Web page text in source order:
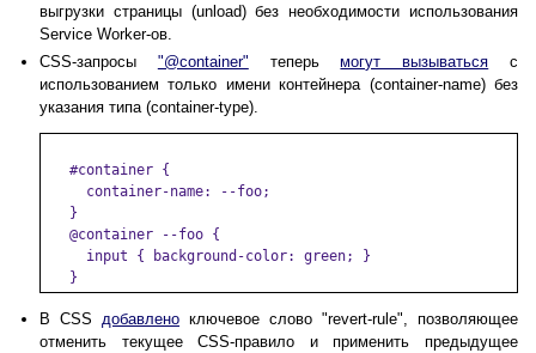
выгрузки страницы (unload) без необходимости использования
Service Worker-ов.
CSS-запросы "@container" теперьмогут вызываться с
использованием только имени контейнера (container-name) без
указания типа (container-type).
   #container {
     container-name: --foo;
   }
   @container --foo {
     input { background-color: green; }
В CSS добавлено ключевое слово "revert-rule", позволяющее
отменить текущее CSS-правило и применить предыдущее